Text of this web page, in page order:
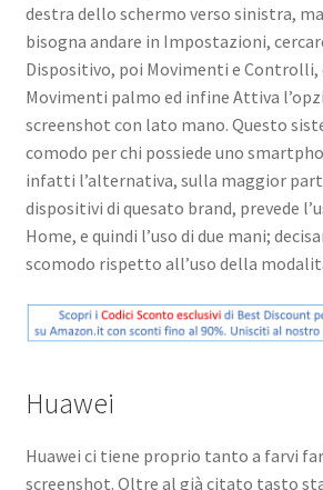
destra dello schermo verso sinistra,
bisogna andare in Impostazioni,
Dispositivo, poi Movimenti e Controlli,
Movimenti palmo ed infine Attiva
screenshot con lato mano. Questo
comodo per chi possiede uno
infatti l’alternativa, sulla maggior
dispositivi di quesato brand, prevede
Home, e quindi l’uso di due mani;
scomodo rispetto all’uso della
Huawei
Huawei ci tiene proprio tanto a farvi
screenshot. Oltre al già citato tasto